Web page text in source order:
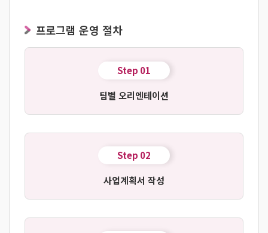
프로그램 운영 절차
Step 01
팀별 오리엔테이션
Step 02
사업계획서 작성